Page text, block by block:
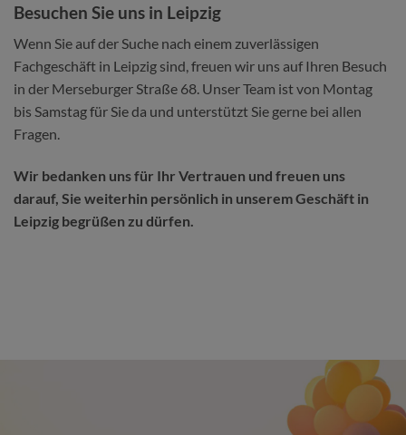
Besuchen Sie uns in Leipzig
Wenn Sie auf der Suche nach einem zuverlässigen
Fachgeschäft in Leipzig sind, freuen wir uns auf Ihren Besuch
in der Merseburger Straße 68. Unser Team ist von Montag
bis Samstag für Sie da und unterstützt Sie gerne bei allen
Fragen.
Wir bedanken uns für Ihr Vertrauen und freuen uns
darauf, Sie weiterhin persönlich in unserem Geschäft in
Leipzig begrüßen zu dürfen.